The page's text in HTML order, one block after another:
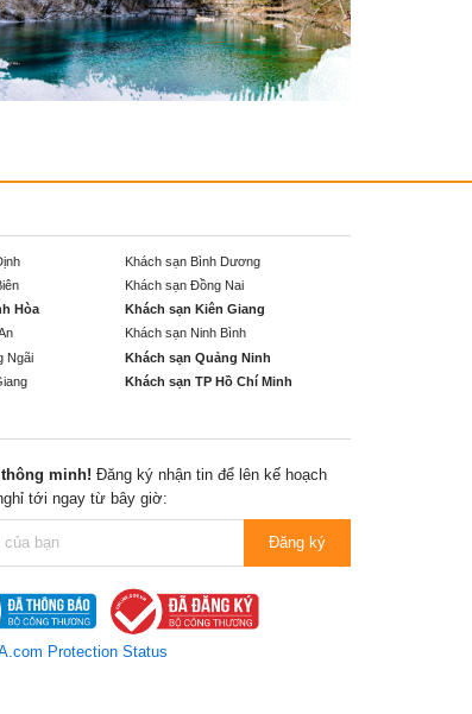
Khách sạn Bình Dương
Khách sạn Đồng Nai
Hòa
Khách sạn Kiên Giang
Khách sạn Ninh Bình
Ngãi
Khách sạn Quảng Ninh
Khách sạn TP Hồ Chí Minh
minh! Đăng ký nhận tin để lên kế hoạch
tới ngay từ bây giờ:
Đăng ký